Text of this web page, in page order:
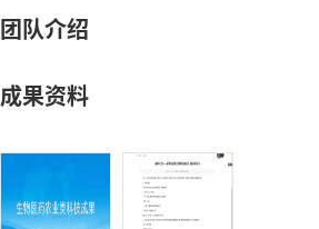
团队介绍
成果资料